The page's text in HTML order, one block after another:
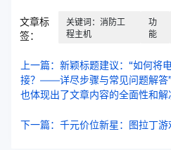
文章标
签：
关键词：消防工
程主机
功
能
上一篇：新颖标题建议：“如何将
接？——详尽步骤与常见问题解答”
也体现出了文章内容的全面性和解
下一篇：千元价位新星：图拉丁